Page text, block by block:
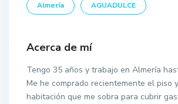
Almería AGUADULCE
Acerca de mí
Tengo 35 años y trabajo en Almería
Me he comprado recientemente el piso
habitación que me sobra para cubrir